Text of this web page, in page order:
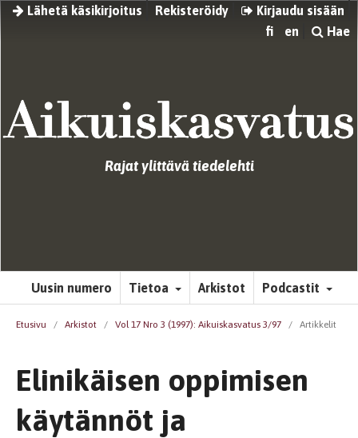
Lähetä käsikirjoitus Rekisteröidy
Kirjaudu sisään
fi
en Hae
Rajat ylittävä tiedelehti
Uusin numero Tietoa Arkistot Podcastit
Etusivu / Arkistot / Vol 17 Nro 3 (1997): Aikuiskasvatus 3/97 / Artikkelit
Elinikäisen oppimisen
käytännöt ja